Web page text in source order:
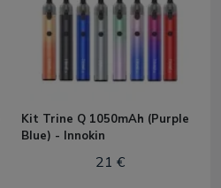
Kit Trine Q 1050mAh (Purple
Blue) - Innokin
21 €